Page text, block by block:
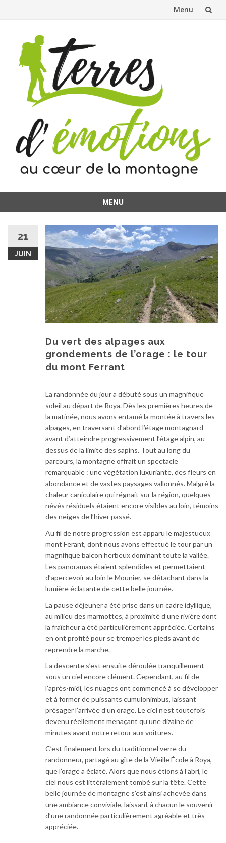
Menu
contenu
MENU
contenu
21
JUIN
Du vert des alpages aux
grondements de l’orage : le tour
du mont Ferrant
La randonnée du jour a débuté sous un magnifique
soleil au départ de Roya. Dès les premières heures de
la matinée, nous avons entamé la montée à travers les
alpages, en traversant d’abord l’étage montagnard
avant d’atteindre progressivement l’étage alpin, au-
dessus de la limite des sapins. Tout au long du
parcours, la montagne offrait un spectacle
remarquable : une végétation luxuriante, des fleurs en
abondance et de vastes paysages vallonnés. Malgré la
chaleur caniculaire qui régnait sur la région, quelques
névés résiduels étaient encore visibles au loin, témoins
des neiges de l’hiver passé.
Au fil de notre progression est apparu le majestueux
mont Ferant, dont nous avons effectué le tour par un
magnifique balcon herbeux dominant toute la vallée.
Les panoramas étaient splendides et permettaient
d’apercevoir au loin le Mounier, se détachant dans la
lumière éclatante de cette belle journée.
La pause déjeuner a été prise dans un cadre idyllique,
au milieu des marmottes, à proximité d’une rivière dont
la fraîcheur a été particulièrement appréciée. Certains
en ont profité pour se tremper les pieds avant de
reprendre la marche.
La descente s’est ensuite déroulée tranquillement
sous un ciel encore clément. Cependant, au fil de
l’après-midi, les nuages ont commencé à se développer
et à former de puissants cumulonimbus, laissant
présager l’arrivée d’un orage. Le ciel n’est toutefois
devenu réellement menaçant qu’une dizaine de
minutes avant notre retour aux voitures.
C’est finalement lors du traditionnel verre du
randonneur, partagé au gîte de la Vieille École à Roya,
que l’orage a éclaté. Alors que nous étions à l’abri, le
ciel nous est littéralement tombé sur la tête. Cette
belle journée de montagne s’est ainsi achevée dans
une ambiance conviviale, laissant à chacun le souvenir
d’une randonnée particulièrement agréable et très
appréciée.